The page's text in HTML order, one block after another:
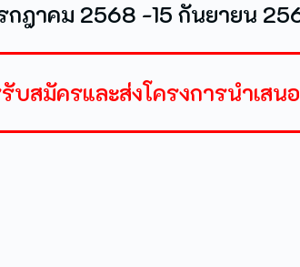
กฎาคม 2568 -15 กันยายน
สมัครและส่งโครงการนำเส